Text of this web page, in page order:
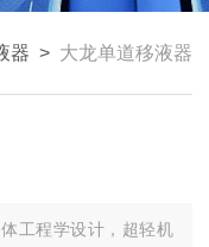
器 > 大龙单道移液器
工程学设计，超轻机